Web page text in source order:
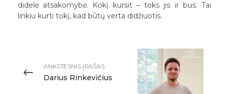
didelė atsakomybė. Kokį kursit – toks jis ir bus. Tai
linkiu kurti tokį, kad būtų verta didžiuotis.
ANKSTESNIS ĮRAŠAS
Darius Rinkevičius